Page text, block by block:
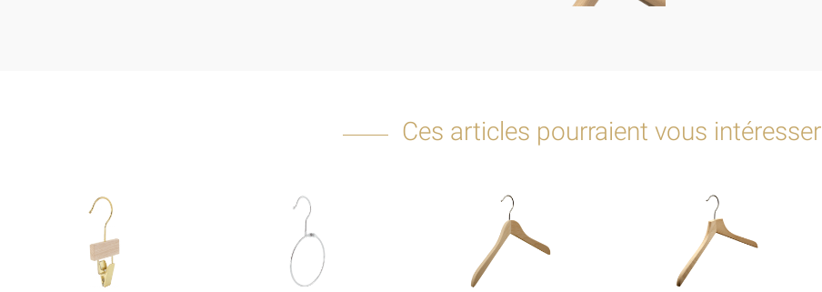
Ces articles pourraient vous intéresser